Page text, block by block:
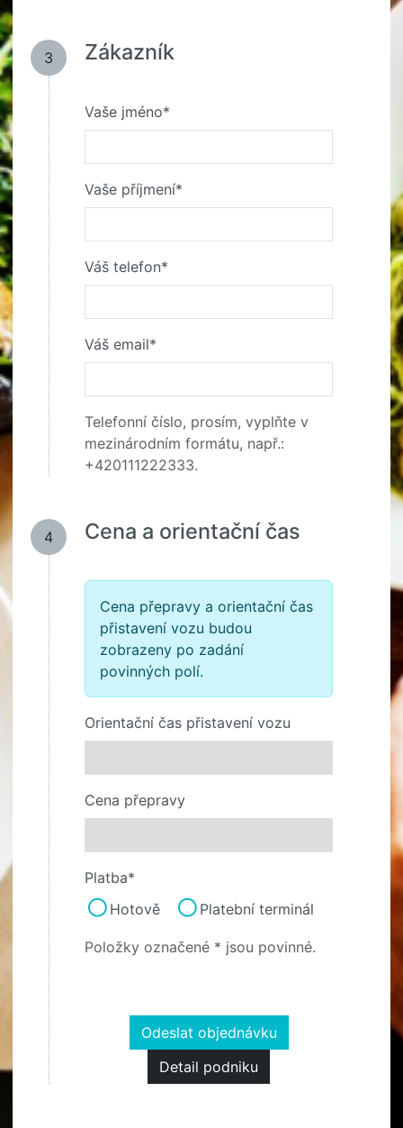
3 Zákazník
Vaše jméno*
Vaše příjmení*
Váš telefon*
Váš email*
Telefonní číslo, prosím, vyplňte v
mezinárodním formátu, např.:
+420111222333.
4 Cena a orientační čas
Cena přepravy a orientační čas
přistavení vozu budou
zobrazeny po zadání
povinných polí.
Orientační čas přistavení vozu
Cena přepravy
Platba*
Hotově
Platební terminál
Položky označené * jsou povinné.
Odeslat objednávku
Detail podniku